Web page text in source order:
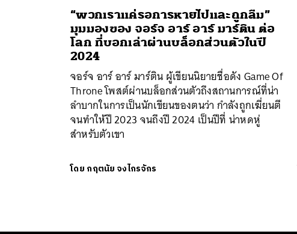
“พวกเราแค่รอการหายไปและถูกลืม”
มุมมองของ จอร์จ อาร์ อาร์ มาร์ติน ต่อ
โลก ที่บอกเล่าผ่านบล็อกส่วนตัวในปี
2024
จอร์จ อาร์ อาร์ มาร์ติน ผู้เขียนนิยายชื่อดัง Game Of
Throne โพสต์ผ่านบล็อกส่วนตัวถึงสถานการณ์ที่น่า
ลำบากในการเป็นนักเขียนของตนว่า กำลังถูกเฆี่ยนตี
จนทำให้ปี 2023 จนถึงปี 2024 เป็นปีที่ น่าหดหู่
สำหรับตัวเขา
โดย กฤตนัย จงไกรจักร
ค้นหา